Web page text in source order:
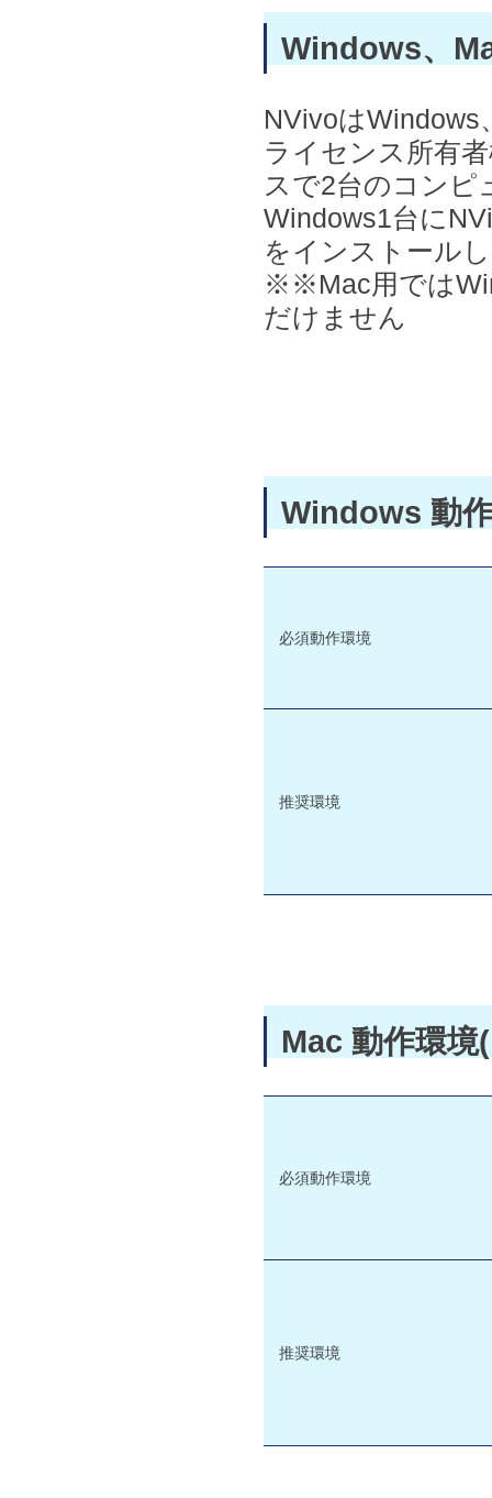
Windows、
NVivoはWindows
ライセンス所有
スで2台のコンピ
Windows1台に
をインストール
※※Mac用では
だけません
Windows 動
必須動作環境
推奨環境
Mac 動作環
必須動作環境
推奨環境